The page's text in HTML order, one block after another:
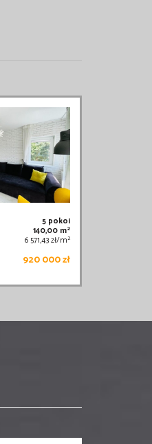
5 pokoi
140,00 m2
6 571,43 zł/m2
920 000 zł